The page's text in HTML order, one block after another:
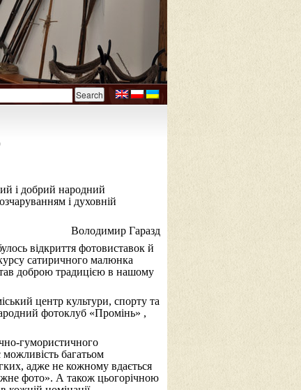
і добрий народний
і духовній
Володимир Гаразд
відкриття фотовиставок й
сатиричного малюнка
доброю традицією в нашому
центр культури, спорту та
фотоклуб «Промінь» ,
гумористичного
багатьом
адже не кожному вдається
фото». А також цьогорічною